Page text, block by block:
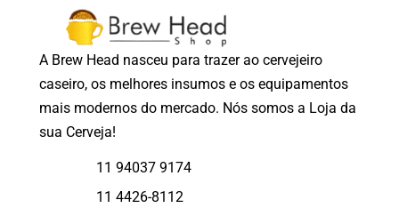
A Brew Head nasceu para trazer ao cervejeiro
caseiro, os melhores insumos e os equipamentos
mais modernos do mercado. Nós somos a Loja da
sua Cerveja!
11 94037 9174
11 4426-8112